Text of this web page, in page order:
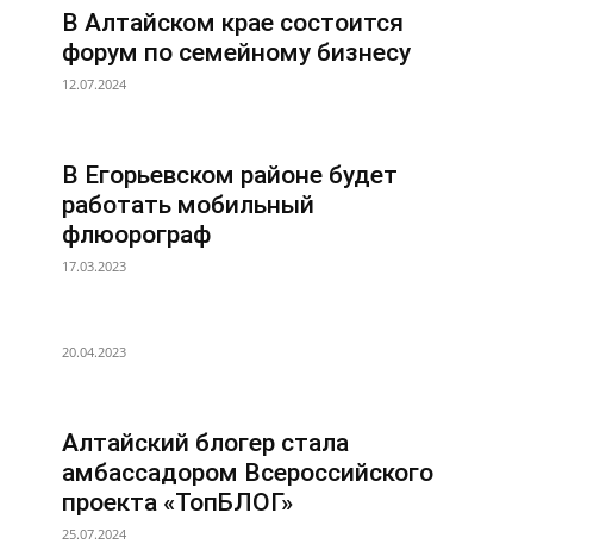
В Алтайском крае состоится
форум по семейному бизнесу
12.07.2024
В Егорьевском районе будет
работать мобильный
флюорограф
17.03.2023
20.04.2023
Алтайский блогер стала
амбассадором Всероссийского
проекта «ТопБЛОГ»
25.07.2024